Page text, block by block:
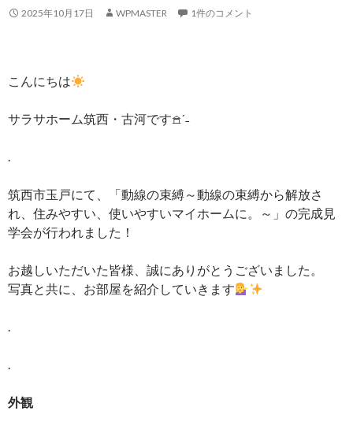
2025年10月17日 WPMASTER 1件のコメント
こんにちは
サラサホーム筑西・古河です𖠿ˊ˗
.
筑西市玉戸にて、「動線の束縛～動線の束縛から解放さ
れ、住みやすい、使いやすいマイホームに。～」の完成見
学会が行われました！
お越しいただいた皆様、誠にありがとうございました。
写真と共に、お部屋を紹介していきます
.
.
外観